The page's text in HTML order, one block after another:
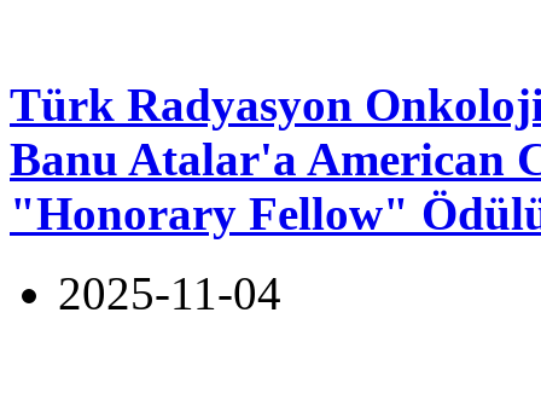
Türk Radyasyon
Banu Atalar'a American
"Honorary Fellow"
2025-11-04